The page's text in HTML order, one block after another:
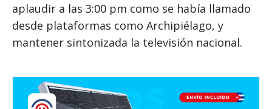
aplaudir a las 3:00 pm como se había llamado
desde plataformas como Archipiélago, y
mantener sintonizada la televisión nacional.